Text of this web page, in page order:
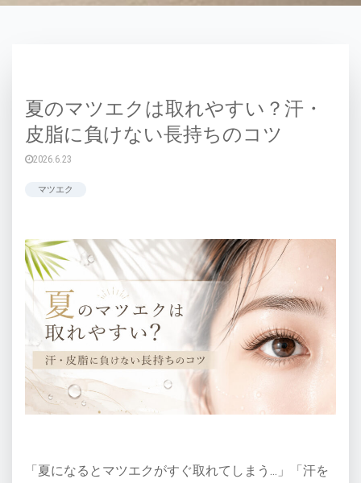
夏のマツエクは取れやすい？汗・
皮脂に負けない長持ちのコツ
2026.6.23
マツエク
「夏になるとマツエクがすぐ取れてしまう…」「汗を